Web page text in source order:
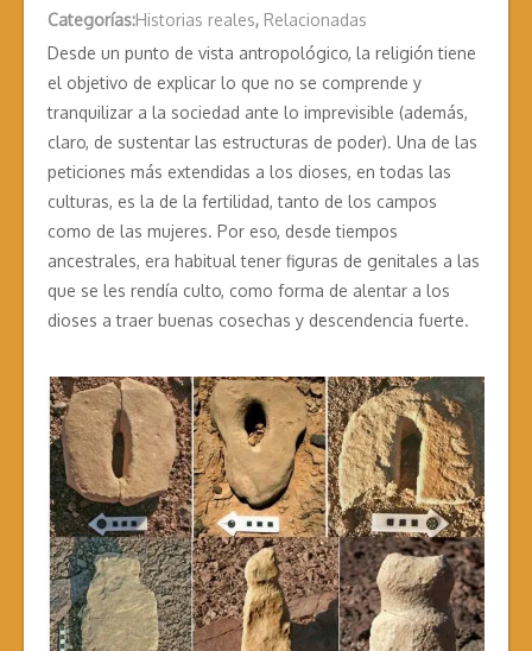
Categorías:Historias reales, Relacionadas
Desde un punto de vista antropológico, la religión tiene
el objetivo de explicar lo que no se comprende y
tranquilizar a la sociedad ante lo imprevisible (además,
claro, de sustentar las estructuras de poder). Una de las
peticiones más extendidas a los dioses, en todas las
culturas, es la de la fertilidad, tanto de los campos
como de las mujeres. Por eso, desde tiempos
ancestrales, era habitual tener figuras de genitales a las
que se les rendía culto, como forma de alentar a los
dioses a traer buenas cosechas y descendencia fuerte.